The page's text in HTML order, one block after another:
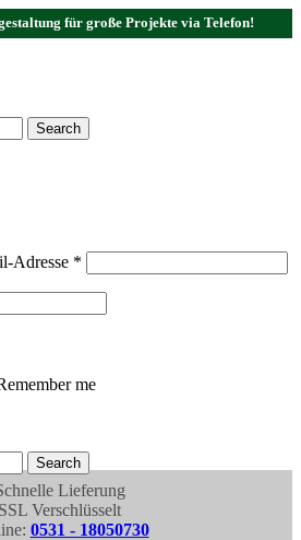
für große Projekte via Telefon!
Search
Adresse *
me
Search
Lieferung
SSL Verschlüsselt
0531 - 18050730